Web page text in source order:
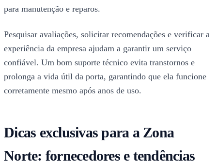
para manutenção e reparos.
Pesquisar avaliações, solicitar recomendações e verificar a
experiência da empresa ajudam a garantir um serviço
confiável. Um bom suporte técnico evita transtornos e
prolonga a vida útil da porta, garantindo que ela funcione
corretamente mesmo após anos de uso.
Dicas exclusivas para a Zona
Norte: fornecedores e tendências